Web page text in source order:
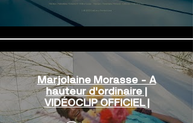
Marjolaine Morasse - À
hauteur d'ordinaire |
VIDÉOCLIP OFFICIEL |